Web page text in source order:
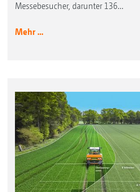
Messebesucher, darunter 136...
Mehr ...